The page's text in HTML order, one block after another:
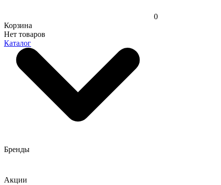
0
Корзина
Нет товаров
Каталог
Бренды
Акции